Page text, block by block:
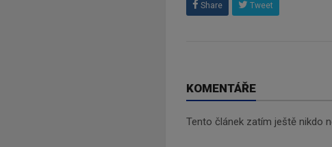
Share Tweet
KOMENTÁŘE
Tento článek zatím ještě nikdo